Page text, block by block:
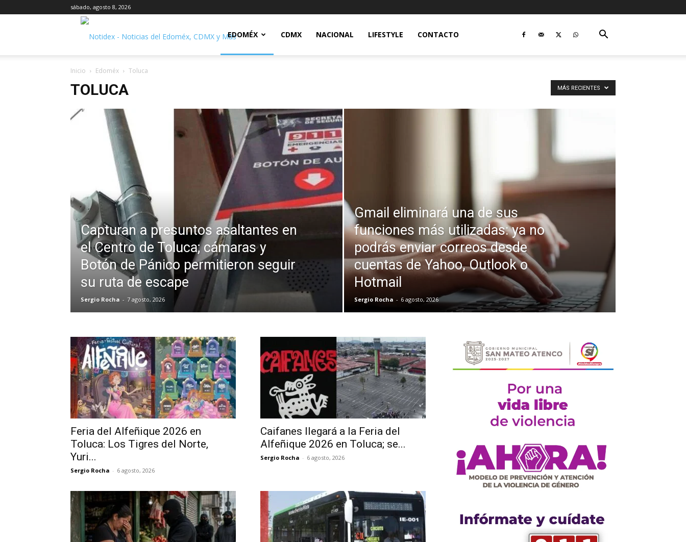
sábado, agosto 8, 2026
Notidex
EDOMÉX CDMX NACIONAL LIFESTYLE CONTACTO
Inicio Edoméx Toluca
TOLUCA MÁS RECIENTES
Capturan a presuntos asaltantes en
el Centro de Toluca; cámaras y
Botón de Pánico permitieron seguir
su ruta de escape
Sergio Rocha - 7 agosto, 2026
Gmail eliminará una de sus
funciones más utilizadas: ya no
podrás enviar correos desde
cuentas de Yahoo, Outlook o
Hotmail
Sergio Rocha - 6 agosto, 2026
Feria del Alfeñique 2026 en
Toluca: Los Tigres del Norte,
Yuri...
Sergio Rocha - 6 agosto, 2026
Caifanes llegará a la Feria del
Alfeñique 2026 en Toluca; se...
Sergio Rocha - 6 agosto, 2026